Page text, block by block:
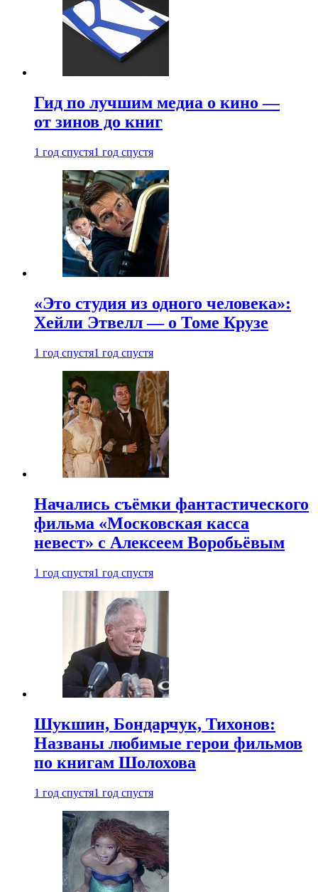
Гид по лучшим медиа о кино —
от зинов до книг
1 год спустя1 год спустя
«Это студия из одного человека»:
Хейли Этвелл — о Томе Крузе
1 год спустя1 год спустя
Начались съёмки фантастического
фильма «Московская касса
невест» с Алексеем Воробьёвым
1 год спустя1 год спустя
Шукшин, Бондарчук, Тихонов:
Названы любимые герои фильмов
по книгам Шолохова
1 год спустя1 год спустя